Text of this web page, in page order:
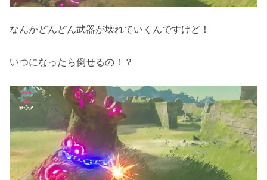
なんかどんどん武器が壊れていくんですけど！
いつになったら倒せるの！？